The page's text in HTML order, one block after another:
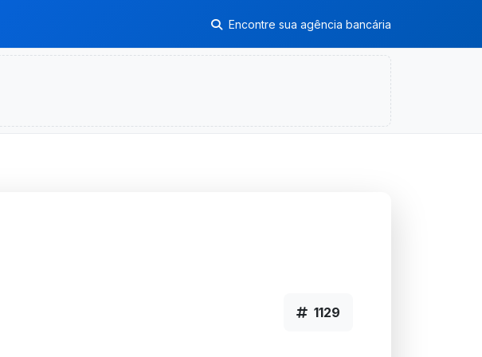
Encontre sua agência bancária
1129